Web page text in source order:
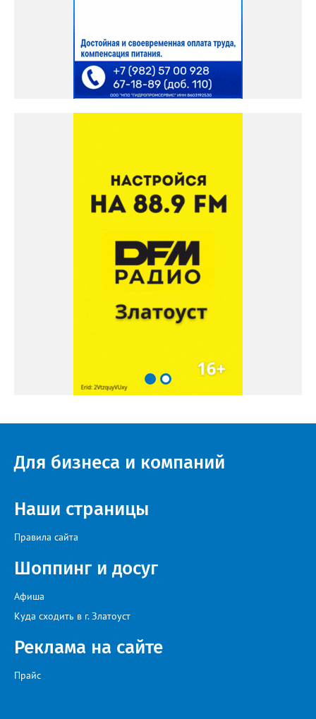
Для бизнеса и компаний
Наши страницы
Правила сайта
Шоппинг и досуг
Афиша
Куда сходить в г. Златоуст
Реклама на сайте
Прайс